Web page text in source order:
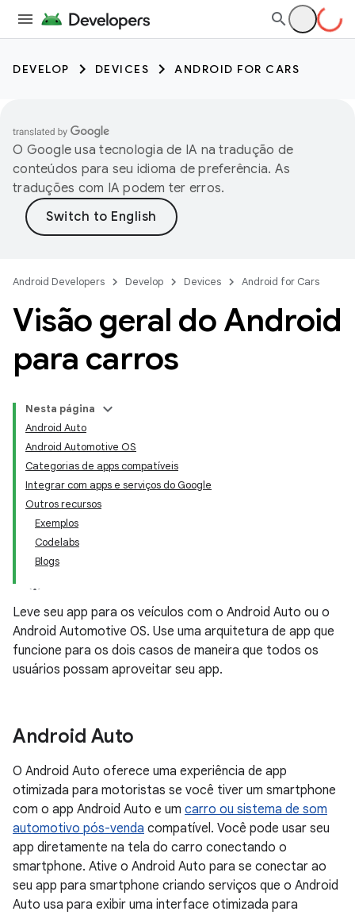
DEVELOP DEVICES ANDROID FOR CARS
O Google usa tecnologia de IA na tradução de
conteúdos para seu idioma de preferência. As
traduções com IA podem ter erros.
Android Developers Develop Devices Android for Cars
Visão geral do Android
para carros
Nesta página
Android Auto
Android Automotive OS
Categorias de apps compatíveis
Integrar com apps e serviços do Google
Outros recursos
Exemplos
Codelabs
Blogs
Leve seu app para os veículos com o Android Auto ou o
Android Automotive OS. Use uma arquitetura de app que
funcione para os dois casos de maneira que todos os
usuários possam aproveitar seu app.
Android Auto
O Android Auto oferece uma experiência de app
otimizada para motoristas se você tiver um smartphone
com o app Android Auto e um carro ou sistema de som
automotivo pós-venda compatível. Você pode usar seu
app diretamente na tela do carro conectando o
smartphone. Ative o Android Auto para se conectar ao
seu app para smartphone criando serviços que o Android
Auto usa para exibir uma interface otimizada para